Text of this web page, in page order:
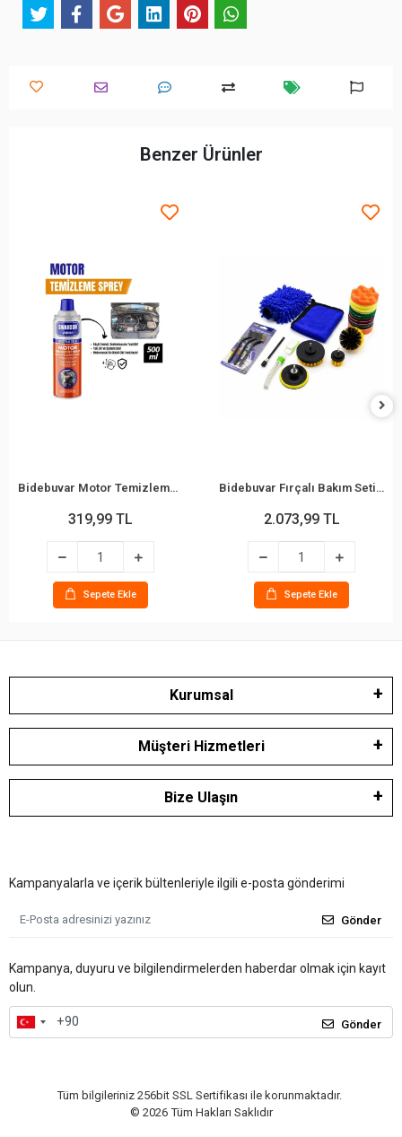
Benzer Ürünler
Bidebuvar Motor Temizleme Spreyi - 500 ml - Güçlü Formül
319,99 TL
Sepete Ekle
Bidebuvar Fırçalı Bakım Seti - 21 Parça - Matkap Uyumlu Parçalar
2.073,99 TL
Sepete Ekle
Kurumsal
Müşteri Hizmetleri
Bize Ulaşın
Kampanyalarla ve içerik bültenleriyle ilgili e-posta gönderimi
Gönder
Kampanya, duyuru ve bilgilendirmelerden haberdar olmak için kayıt
olun.
Gönder
Tüm bilgileriniz 256bit SSL Sertifikası ile korunmaktadır.
© 2026 Tüm Hakları Saklıdır